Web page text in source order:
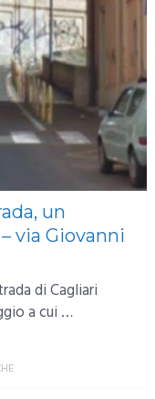
un
via Giovanni
di Cagliari
a cui …